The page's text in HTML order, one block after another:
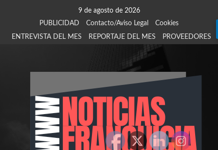
9 de agosto de 2026
PUBLICIDAD
Contacto/Aviso Legal
Cookies
ENTREVISTA DEL MES
REPORTAJE DEL MES PROVEEDORES
924 907